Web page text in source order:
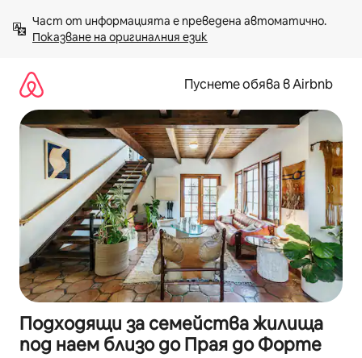
към
съдържанието
Показване на оригиналния език
Пуснете обява в Airbnb
Подходящи за семейства жилища
под наем близо до Прая до Форте